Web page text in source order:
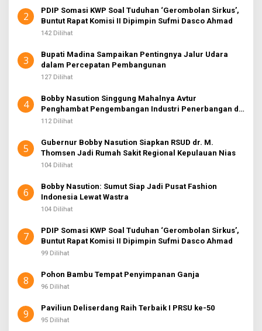
2
PDIP Somasi KWP Soal Tuduhan ‘Gerombolan Sirkus’,
Buntut Rapat Komisi II Dipimpin Sufmi Dasco Ahmad
142 Dilihat
3
Bupati Madina Sampaikan Pentingnya Jalur Udara
dalam Percepatan Pembangunan
127 Dilihat
4
Bobby Nasution Singgung Mahalnya Avtur
Penghambat Pengembangan Industri Penerbangan di
Sumut
112 Dilihat
5
Gubernur Bobby Nasution Siapkan RSUD dr. M.
Thomsen Jadi Rumah Sakit Regional Kepulauan Nias
104 Dilihat
6
Bobby Nasution: Sumut Siap Jadi Pusat Fashion
Indonesia Lewat Wastra
104 Dilihat
7
PDIP Somasi KWP Soal Tuduhan ‘Gerombolan Sirkus’,
Buntut Rapat Komisi II Dipimpin Sufmi Dasco Ahmad
99 Dilihat
8 Pohon Bambu Tempat Penyimpanan Ganja
96 Dilihat
9 Paviliun Deliserdang Raih Terbaik I PRSU ke-50
95 Dilihat